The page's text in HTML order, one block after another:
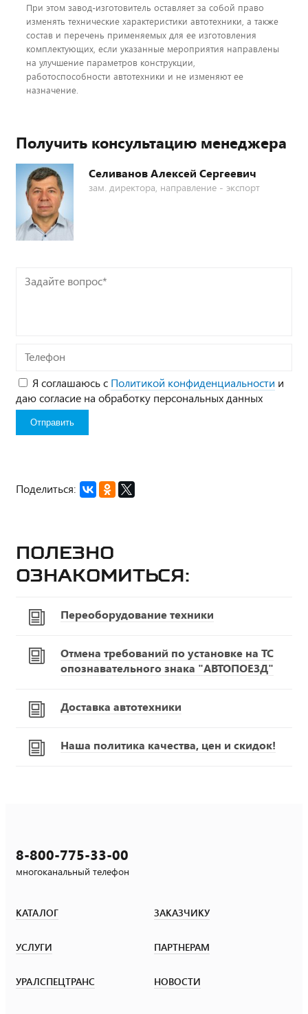
При этом завод-изготовитель оставляет за собой право
изменять технические характеристики автотехники, а также
состав и перечень применяемых для ее изготовления
комплектующих, если указанные мероприятия направлены
на улучшение параметров конструкции,
работоспособности автотехники и не изменяют ее
назначение.
Получить консультацию менеджера
Селиванов Алексей Сергеевич
зам. директора, направление - экспорт
Задайте
вопрос*
Телефон
Я соглашаюсь с Политикой конфиденциальности и
даю согласие на обработку персональных данных
Поделиться:
Полезно
ознакомиться:
Переоборудование техники
Отмена требований по установке на ТС
опознавательного знака "АВТОПОЕЗД"
Доставка автотехники
Наша политика качества, цен и скидок!
8-800-775-33-00
многоканальный телефон
КАТАЛОГ ЗАКАЗЧИКУ
УСЛУГИ ПАРТНЕРАМ
УРАЛСПЕЦТРАНС НОВОСТИ